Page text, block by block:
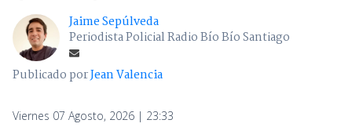
Jaime Sepúlveda
Periodista Policial Radio Bío Bío Santiago
Publicado porJean Valencia
Viernes 07 Agosto, 2026 | 23:33